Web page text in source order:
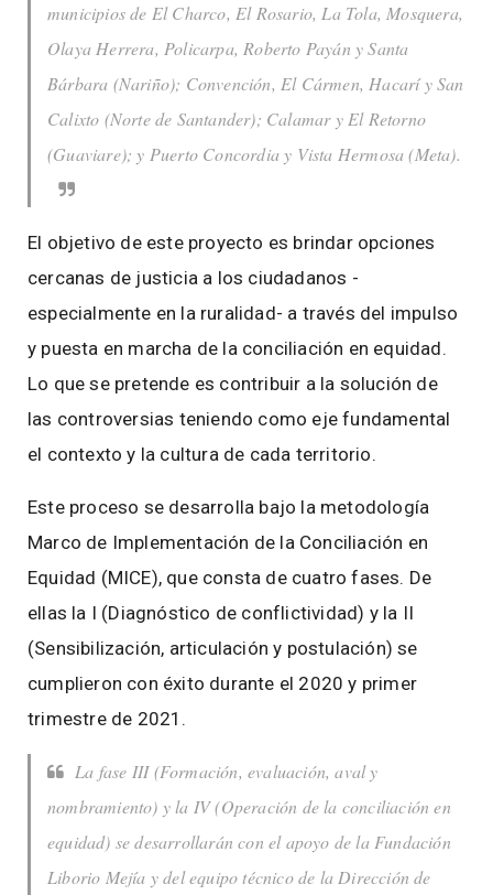
municipios de El Charco, El Rosario, La Tola, Mosquera,
Olaya Herrera, Policarpa, Roberto Payán y Santa
Bárbara (Nariño); Convención, El Cármen, Hacarí y San
Calixto (Norte de Santander); Calamar y El Retorno
(Guaviare); y Puerto Concordia y Vista Hermosa (Meta).
El objetivo de este proyecto es brindar opciones
cercanas de justicia a los ciudadanos -
especialmente en la ruralidad- a través del impulso
y puesta en marcha de la conciliación en equidad.
Lo que se pretende es contribuir a la solución de
las controversias teniendo como eje fundamental
el contexto y la cultura de cada territorio.
Este proceso se desarrolla bajo la metodología
Marco de Implementación de la Conciliación en
Equidad (MICE), que consta de cuatro fases. De
ellas la I (Diagnóstico de conflictividad) y la II
(Sensibilización, articulación y postulación) se
cumplieron con éxito durante el 2020 y primer
trimestre de 2021.
La fase III (Formación, evaluación, aval y
nombramiento) y la IV (Operación de la conciliación en
equidad) se desarrollarán con el apoyo de la Fundación
Liborio Mejía y del equipo técnico de la Dirección de